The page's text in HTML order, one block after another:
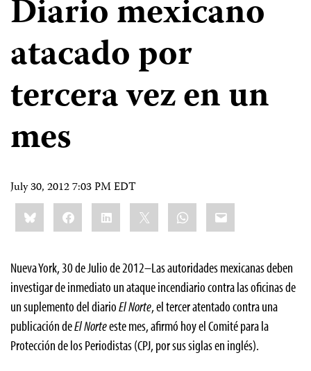
Diario mexicano
atacado por
tercera vez en un
mes
July 30, 2012 7:03 PM EDT
Share
this:BlueskyFacebookLinkedIn WhatsApp
Email
Nueva York, 30 de Julio de 2012–Las autoridades mexicanas deben
investigar de inmediato un ataque incendiario contra las oficinas de
un suplemento del diarioEl Norte, el tercer atentado contra una
publicación deEl Norteeste mes, afirmó hoy el Comité para la
Protección de los Periodistas (CPJ, por sus siglas en inglés).